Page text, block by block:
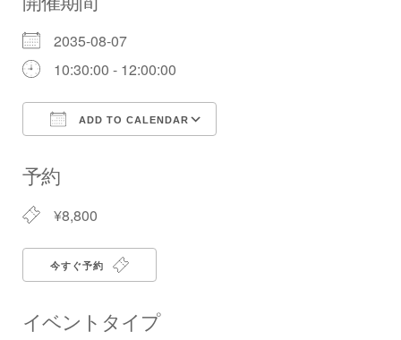
2035-08-07
10:30:00 - 12:00:00
ADD TO CALENDAR
予約
¥8,800
今すぐ予約
イベントタイプ